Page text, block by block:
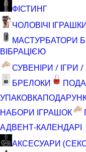
ФІСТИНГ
ЧОЛОВІЧІ
МАСТУРБАТОРИ
ВІБРАЦІЄЮ
СУВЕНІРИ /
БРЕЛОКИ
УПАКОВКА
НАБОРИ ІГРАШОК
АДВЕНТ-КАЛЕНДАРІ
АКСЕСУАРИ